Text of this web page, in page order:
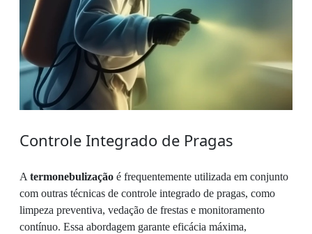
Controle Integrado de Pragas
Atermonebulização é frequentemente utilizada em conjunto
com outras técnicas de controle integrado de pragas, como
limpeza preventiva, vedação de frestas e monitoramento
contínuo. Essa abordagem garante eficácia máxima,